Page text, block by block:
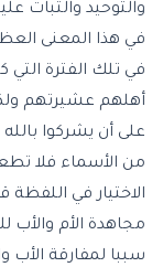
والتوحيد والثبات
في هذا المعنى
في تلك الفترة
أهلهم عشيرتهم
على أن يشركوا
من الأسماء فلا
الاختيار في
مجاهدة الأم
سببا لمفارقة الأب